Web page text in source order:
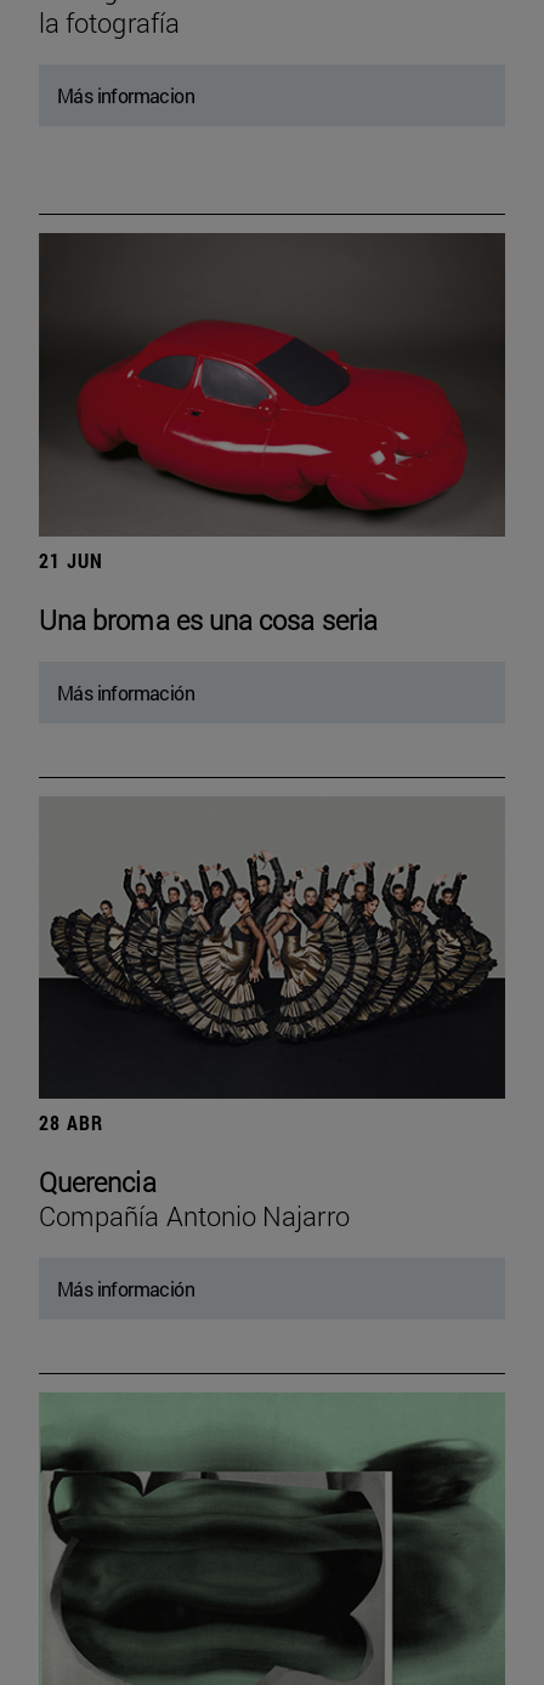
la fotografía
Más informacion
21 JUN
Una broma es una cosa seria
Más información
28 ABR
Querencia
Compañía Antonio Najarro
Más información